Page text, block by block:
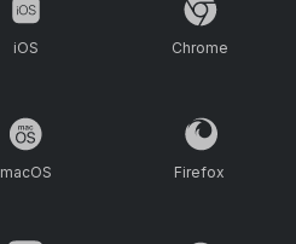
iOS Chrome
macOS Firefox